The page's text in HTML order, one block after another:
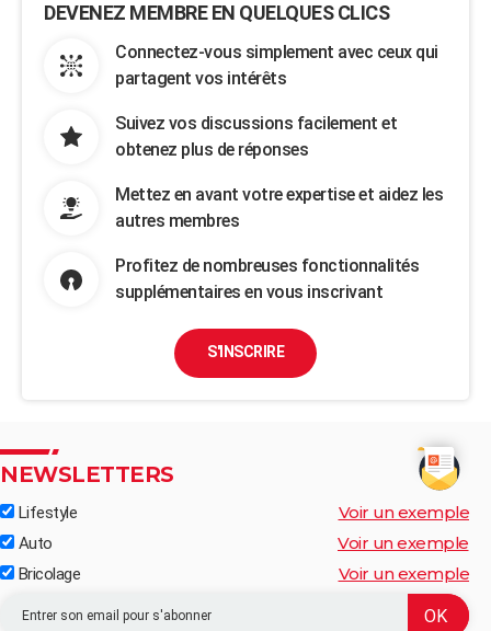
DEVENEZ MEMBRE EN QUELQUES CLICS
Connectez-vous simplement avec ceux qui
partagent vos intérêts
Suivez vos discussions facilement et
obtenez plus de réponses
Mettez en avant votre expertise et aidez les
autres membres
Profitez de nombreuses fonctionnalités
supplémentaires en vous inscrivant
S'INSCRIRE
NEWSLETTERS
Lifestyle Voir un exemple
Auto Voir un exemple
Bricolage Voir un exemple